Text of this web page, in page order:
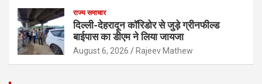
राज्य समाचार
दिल्ली-देहरादून कॉरिडोर से जुड़े ग्रीनफील्ड
बाईपास का डीएम ने लिया जायजा
August 6, 2026 Rajeev Mathew